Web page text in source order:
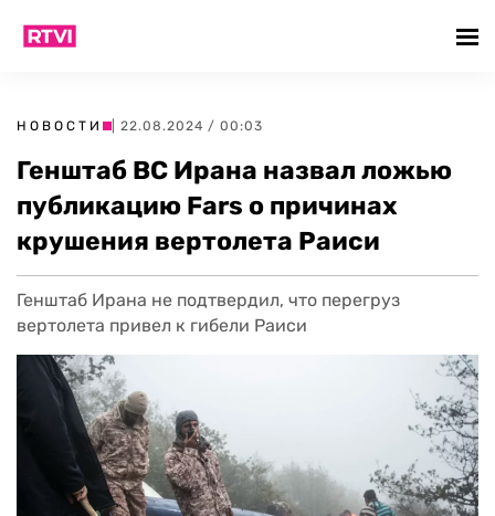
НОВОСТИ | 22.08.2024 / 00:03
Генштаб ВС Ирана назвал ложью
публикацию Fars о причинах
крушения вертолета Раиси
Генштаб Ирана не подтвердил, что перегруз
вертолета привел к гибели Раиси